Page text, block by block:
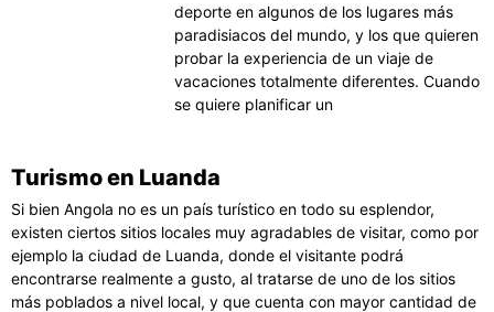
deporte en algunos de los lugares más
paradisiacos del mundo, y los que quieren
probar la experiencia de un viaje de
vacaciones totalmente diferentes. Cuando
se quiere planificar un
Turismo en Luanda
Si bien Angola no es un país turístico en todo su esplendor,
existen ciertos sitios locales muy agradables de visitar, como por
ejemplo la ciudad de Luanda, donde el visitante podrá
encontrarse realmente a gusto, al tratarse de uno de los sitios
más poblados a nivel local, y que cuenta con mayor cantidad de